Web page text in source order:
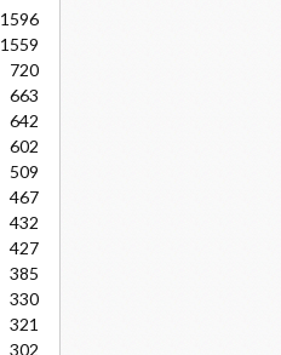
1596
1559
720
663
642
602
509
467
432
427
385
330
321
302